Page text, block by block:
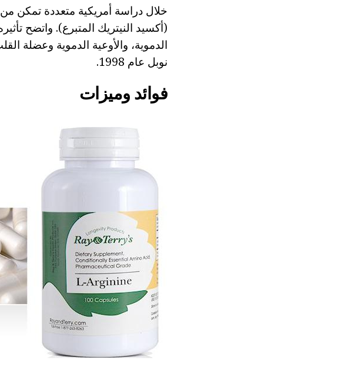
خلال دراسة أمريكية متعددة تمكن من
(أكسيد النيتريك المتبرع). واتضح
الدموية، والأوعية الدموية وعضلة
نوبل عام 1998.
فوائد وميزات